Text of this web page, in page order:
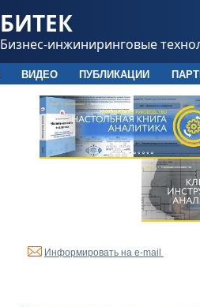
Информировать на e-mail
БИТЕК
Бизнес-инжиниринговые
ВИДЕО ПУБЛИКАЦИИ